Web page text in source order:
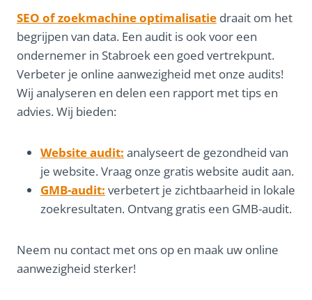
SEO of zoekmachine optimalisatie draait om het
begrijpen van data. Een audit is ook voor een
ondernemer in Stabroek een goed vertrekpunt.
Verbeter je online aanwezigheid met onze audits!
Wij analyseren en delen een rapport met tips en
advies. Wij bieden:
Website audit: analyseert de gezondheid van
je website. Vraag onze gratis website audit aan.
GMB-audit: verbetert je zichtbaarheid in lokale
zoekresultaten. Ontvang gratis een GMB-audit.
Neem nu contact met ons op en maak uw online
aanwezigheid sterker!